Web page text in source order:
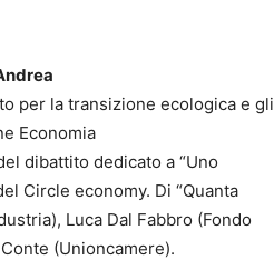
per la transizione ecologica e gli
Economia
dibattito dedicato a “Uno
Circle economy. Di “Quanta
Luca Dal Fabbro (Fondo
(Unioncamere).